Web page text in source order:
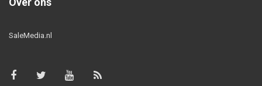
SaleMedia.nl